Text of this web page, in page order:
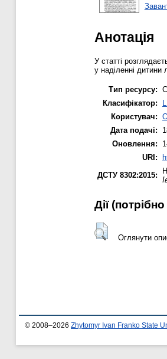
Анотація
У статті
у наділенні
Тип ресурсу:
Класифікатор:
Користувач:
Дата подачі:
Оновлення:
URI:
ДСТУ 8302:2015:
Дії
Оглянути
© 2008–2026 Zhytomyr Ivan Franko State